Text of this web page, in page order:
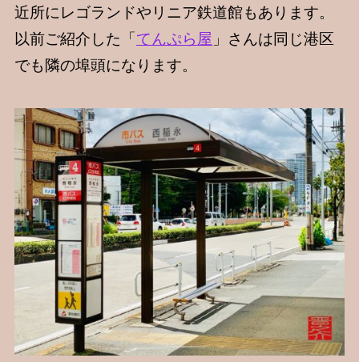
近所にレゴランドやリニア鉄道館もあります。
以前ご紹介した「てんぷら屋 」さんは同じ港区
でも隣の埠頭になります。